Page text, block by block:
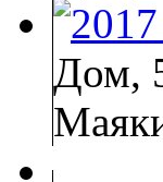
Дом,